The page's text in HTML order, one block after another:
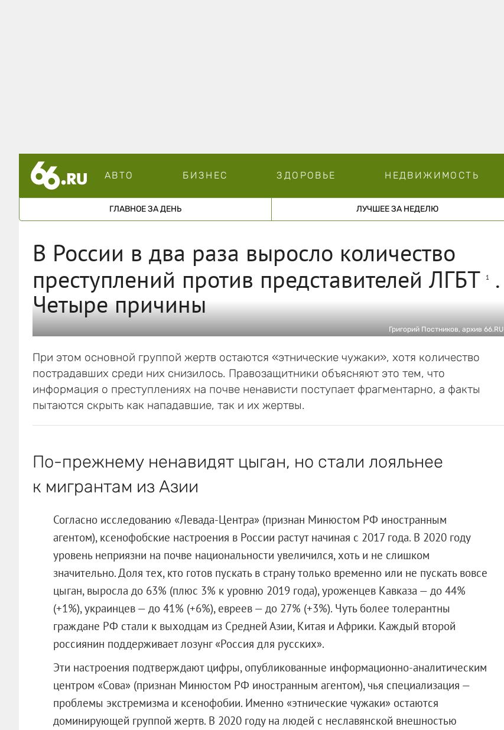
АВТО БИЗНЕС ЗДОРОВЬЕ НЕДВИЖИМОСТЬ
ГЛАВНОЕ ЗА ДЕНЬ ЛУЧШЕЕ ЗА НЕДЕЛЮ
В России в два раза выросло количество
преступлений против представителей ЛГБТ
1
.
Четыре причины
Григорий Постников, архив 66.RU
При этом основной группой жертв остаются «этнические чужаки», хотя количество
пострадавших среди них снизилось. Правозащитники объясняют это тем, что
информация о преступлениях на почве ненависти поступает фрагментарно, а факты
пытаются скрыть как нападавшие, так и их жертвы.
По-прежнему ненавидят цыган, но стали лояльнее
к мигрантам из Азии
Согласно исследованию «Левада-Центра» (признан Минюстом РФ иностранным
агентом), ксенофобские настроения в России растут начиная с 2017 года. В 2020 году
уровень неприязни на почве национальности увеличился, хоть и не слишком
значительно. Доля тех, кто готов пускать в страну только временно или не пускать вовсе
цыган, выросла до 63% (плюс 3% к уровню 2019 года), уроженцев Кавказа — до 44%
(+1%), украинцев — до 41% (+6%), евреев — до 27% (+3%). Чуть более толерантны
граждане РФ стали к выходцам из Средней Азии, Китая и Африки. Каждый второй
россиянин поддерживает лозунг «Россия для русских».
Эти настроения подтверждают цифры, опубликованные информационно-аналитическим
центром «Сова» (признан Минюстом РФ иностранным агентом), чья специализация —
проблемы экстремизма и ксенофобии. Именно «этнические чужаки» остаются
доминирующей группой жертв. В 2020 году на людей с неславянской внешностью